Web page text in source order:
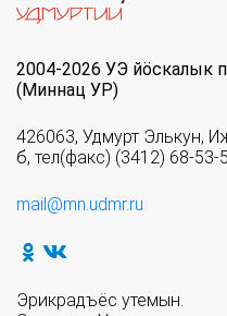
2004-2026 УЭ йöскалык
(Миннац УР)
426063, Удмурт Элькун,
б, тел(факс) (3412) 68-53-
mail@mn.udmr.ru
Эрикрадъёс утемын.